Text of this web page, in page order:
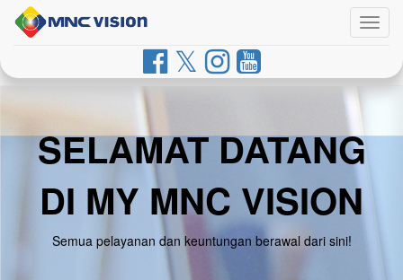
SELAMAT DATANG
DI MY MNC VISION
Semua pelayanan dan keuntungan berawal dari sini!